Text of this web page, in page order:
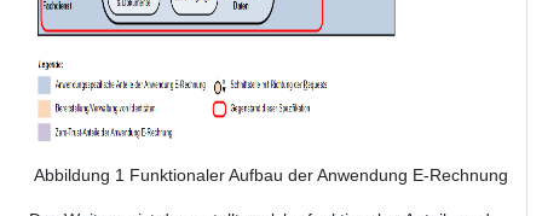
Abbildung 1 Funktionaler Aufbau der Anwendung E-Rechnung